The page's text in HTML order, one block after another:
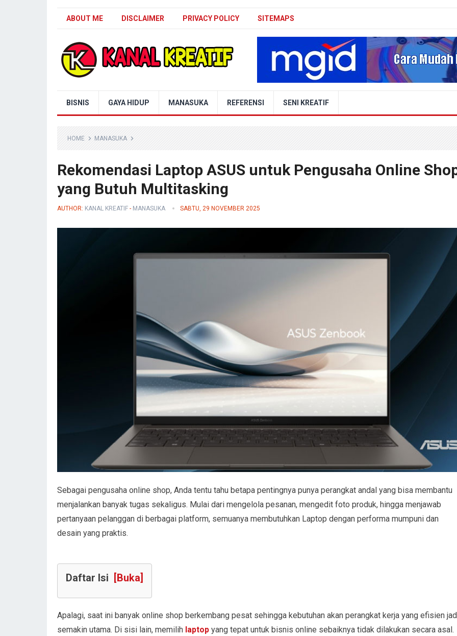
ABOUT ME DISCLAIMER PRIVACY POLICY SITEMAPS
BISNIS GAYA HIDUP MANASUKA REFERENSI SENI KREATIF
HOME MANASUKA
Rekomendasi Laptop ASUS untuk Pengusaha Online
yang Butuh Multitasking
AUTHOR: KANAL KREATIF - MANASUKA SABTU, 29 NOVEMBER 2025
Sebagai pengusaha online shop, Anda tentu tahu betapa pentingnya punya perangkat andal yang bisa membantu
menjalankan banyak tugas sekaligus. Mulai dari mengelola pesanan, mengedit foto produk, hingga menjawab
pertanyaan pelanggan di berbagai platform, semuanya membutuhkan Laptop dengan performa mumpuni dan
desain yang praktis.
Daftar Isi [Buka]
Apalagi, saat ini banyak online shop berkembang pesat sehingga kebutuhan akan perangkat kerja yang efisien
semakin utama. Di sisi lain, memilih laptop yang tepat untuk bisnis online sebaiknya tidak dilakukan secara asal.